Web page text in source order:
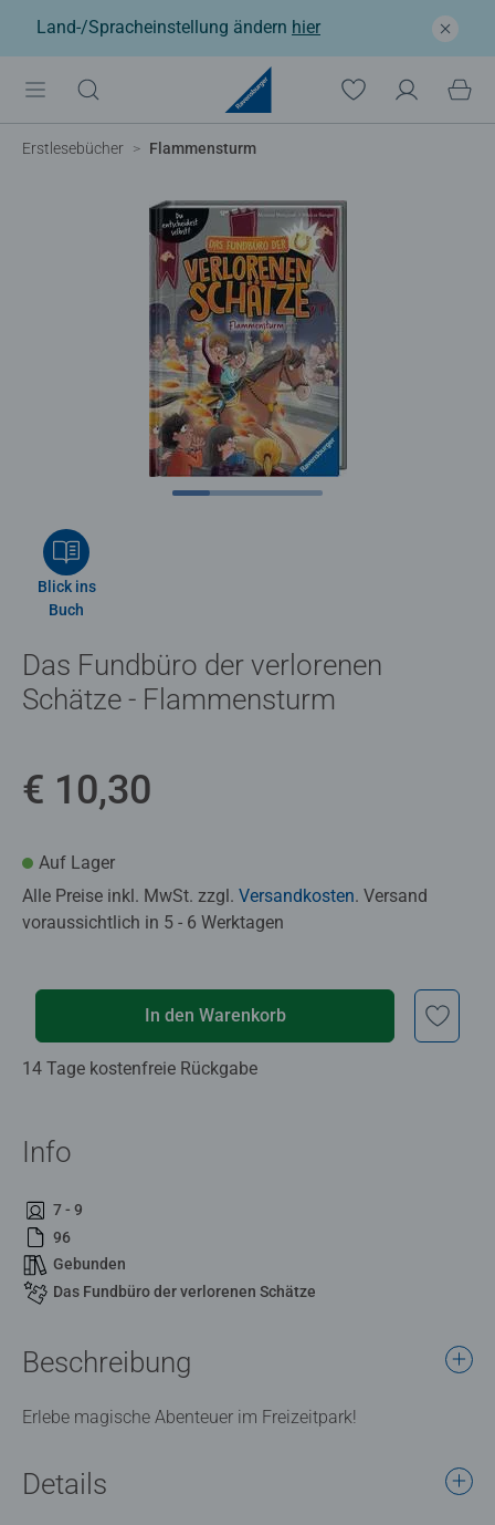
Land-/Spracheinstellung ändern hier
Erstlesebücher Flammensturm
Blick ins
Buch
Das Fundbüro der verlorenen
Schätze - Flammensturm
€ 10,30
Auf Lager
Alle Preise inkl. MwSt. zzgl. Versandkosten. Versand
voraussichtlich in 5 - 6 Werktagen
In den Warenkorb
14 Tage kostenfreie Rückgabe
Info
7 - 9
96
Gebunden
Das Fundbüro der verlorenen Schätze
Beschreibung
Erlebe magische Abenteuer im Freizeitpark!
Details